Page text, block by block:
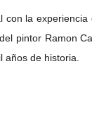
con la experiencia
pintor Ramon
años de historia.